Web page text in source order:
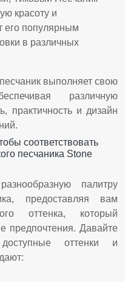
красоту и
его популярным
в различных
выполняет свою
различную
практичность и дизайн
соответствовать
песчаника Stone
палитру
предоставляя вам
оттенка, который
предпочтения. Давайте
оттенки и